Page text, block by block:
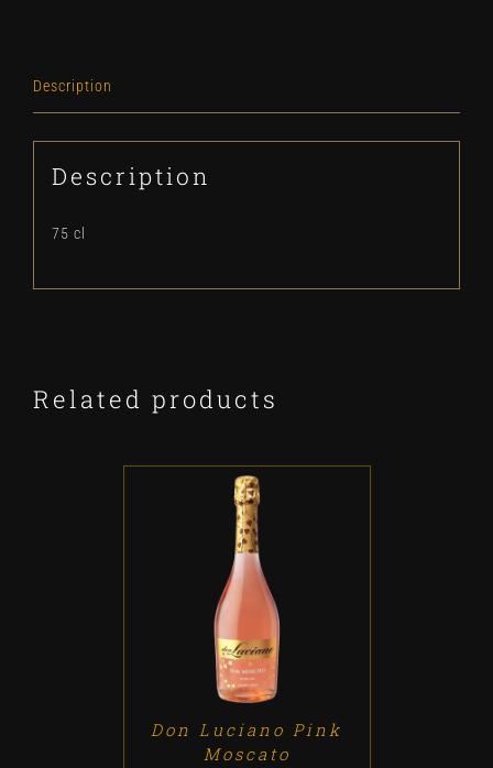
Description
Description
75 cl
Related products
ADD TO CART
Don Luciano Pink
Moscato